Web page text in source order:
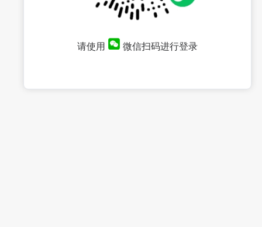
请使用 微信扫码进行登录